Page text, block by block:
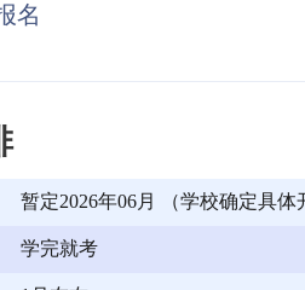
名
暂定2026年06月 （学校确定具
学完就考